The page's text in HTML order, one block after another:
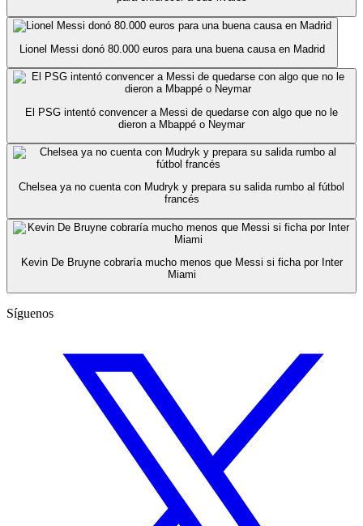
Lionel Messi donó 80.000 euros para una buena causa en Madrid
El PSG intentó convencer a Messi de quedarse con algo que no le
dieron a Mbappé o Neymar
Chelsea ya no cuenta con Mudryk y prepara su salida rumbo al fútbol
francés
Kevin De Bruyne cobraría mucho menos que Messi si ficha por Inter
Miami
Síguenos